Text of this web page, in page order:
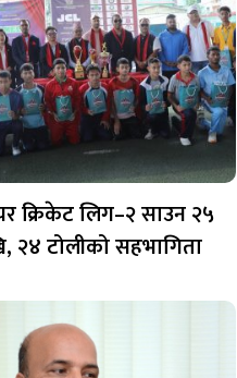
क्रिकेट लिग–२ साउन २५
२४ टोलीको सहभागिता